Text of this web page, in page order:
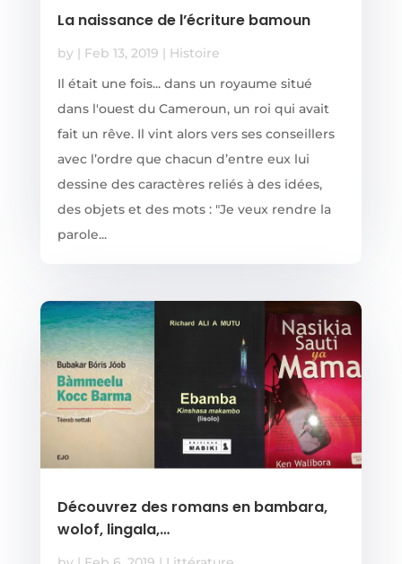
La naissance de l’écriture bamoun
by | Feb 13, 2019 | Histoire
Il était une fois... dans un royaume situé
dans l'ouest du Cameroun, un roi qui avait
fait un rêve. Il vint alors vers ses conseillers
avec l’ordre que chacun d’entre eux lui
dessine des caractères reliés à des idées,
des objets et des mots : "Je veux rendre la
parole...
Découvrez des romans en bambara,
wolof, lingala,…